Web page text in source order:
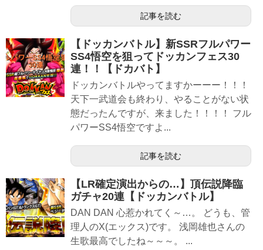
記事を読む
【ドッカンバトル】新SSRフルパワー
SS4悟空を狙ってドッカンフェス30
連！！【ドカバト】
ドッカンバトルやってますかーーー！！！
天下一武道会も終わり、やることがない状
態だったんですが、来ました！！！！ フル
パワーSS4悟空ですよ...
記事を読む
【LR確定演出からの…】頂伝説降臨
ガチャ20連【ドッカンバトル】
DAN DAN 心惹かれてく～…。 どうも、管
理人のX(エックス)です。 浅岡雄也さんの
生歌最高でしたね～～～。 ...